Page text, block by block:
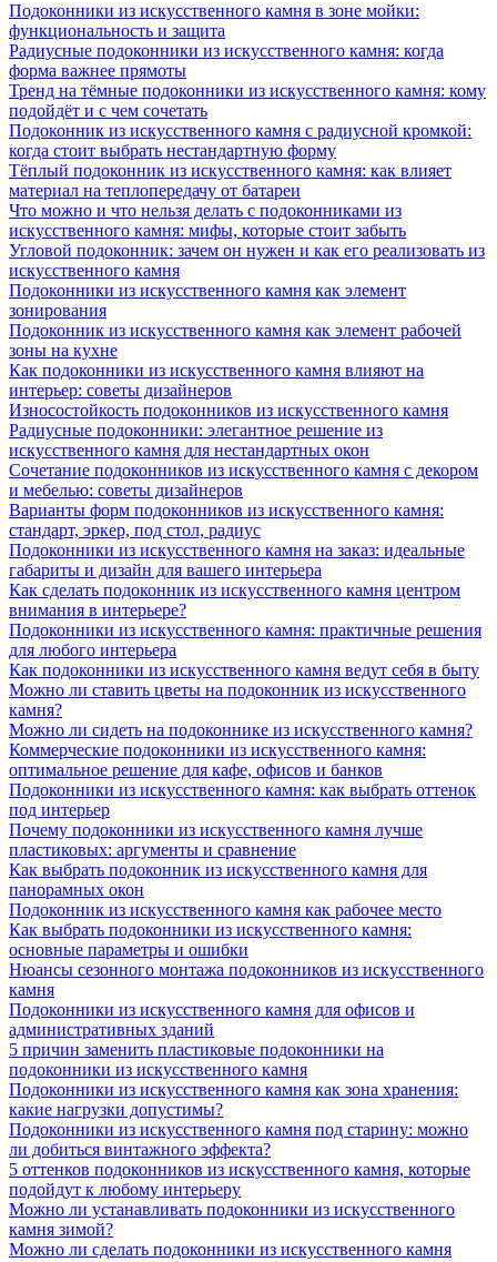
Подоконники из искусственного камня в зоне мойки:
функциональность и защита
Радиусные подоконники из искусственного камня: когда
форма важнее прямоты
Тренд на тёмные подоконники из искусственного камня: кому
подойдёт и с чем сочетать
Подоконник из искусственного камня с радиусной кромкой:
когда стоит выбрать нестандартную форму
Тёплый подоконник из искусственного камня: как влияет
материал на теплопередачу от батареи
Что можно и что нельзя делать с подоконниками из
искусственного камня: мифы, которые стоит забыть
Угловой подоконник: зачем он нужен и как его реализовать из
искусственного камня
Подоконники из искусственного камня как элемент
зонирования
Подоконник из искусственного камня как элемент рабочей
зоны на кухне
Как подоконники из искусственного камня влияют на
интерьер: советы дизайнеров
Износостойкость подоконников из искусственного камня
Радиусные подоконники: элегантное решение из
искусственного камня для нестандартных окон
Сочетание подоконников из искусственного камня с декором
и мебелью: советы дизайнеров
Варианты форм подоконников из искусственного камня:
стандарт, эркер, под стол, радиус
Подоконники из искусственного камня на заказ: идеальные
габариты и дизайн для вашего интерьера
Как сделать подоконник из искусственного камня центром
внимания в интерьере?
Подоконники из искусственного камня: практичные решения
для любого интерьера
Как подоконники из искусственного камня ведут себя в быту
Можно ли ставить цветы на подоконник из искусственного
камня?
Можно ли сидеть на подоконнике из искусственного камня?
Коммерческие подоконники из искусственного камня:
оптимальное решение для кафе, офисов и банков
Подоконники из искусственного камня: как выбрать оттенок
под интерьер
Почему подоконники из искусственного камня лучше
пластиковых: аргументы и сравнение
Как выбрать подоконник из искусственного камня для
панорамных окон
Подоконник из искусственного камня как рабочее место
Как выбрать подоконники из искусственного камня:
основные параметры и ошибки
Нюансы сезонного монтажа подоконников из искусственного
камня
Подоконники из искусственного камня для офисов и
административных зданий
5 причин заменить пластиковые подоконники на
подоконники из искусственного камня
Подоконники из искусственного камня как зона хранения:
какие нагрузки допустимы?
Подоконники из искусственного камня под старину: можно
ли добиться винтажного эффекта?
5 оттенков подоконников из искусственного камня, которые
подойдут к любому интерьеру
Можно ли устанавливать подоконники из искусственного
камня зимой?
Можно ли сделать подоконники из искусственного камня